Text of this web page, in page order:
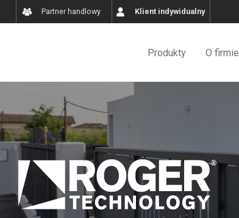
Partner handlowy Klient indywidualny
Produkty O firmie